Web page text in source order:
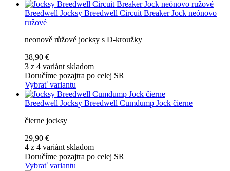
Breedwell Jocksy Breedwell Circuit Breaker Jock neónovo
ružové
neonově růžové jocksy s D-kroužky
38,90 €
3 z 4 variánt skladom
Doručíme pozajtra po celej SR
Vybrať variantu
Breedwell Jocksy Breedwell Cumdump Jock čierne
čierne jocksy
29,90 €
4 z 4 variánt skladom
Doručíme pozajtra po celej SR
Vybrať variantu